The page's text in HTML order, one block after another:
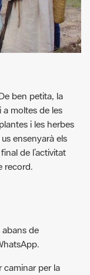
ben petita, la
i les herbes
ensenyarà els
de l’activitat
record.
per la
si el